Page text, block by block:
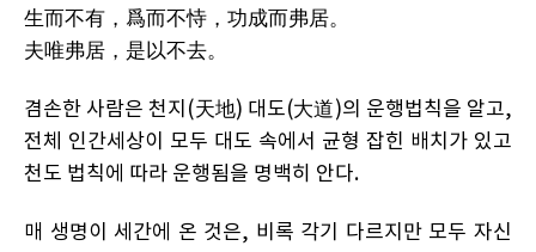
生而不有，爲而不恃，功成而弗居。
夫唯弗居，是以不去。
겸손한 사람은 천지(天地) 대도(大道)의 운행법칙을 알고,
전체 인간세상이 모두 대도 속에서 균형 잡힌 배치가 있고
천도 법칙에 따라 운행됨을 명백히 안다.
매 생명이 세간에 온 것은, 비록 각기 다르지만 모두 자신